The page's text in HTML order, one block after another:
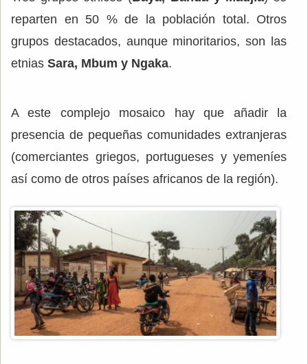
reparten en 50 % de la población total. Otros
grupos destacados, aunque minoritarios, son las
etnias Sara, Mbum y Ngaka.
A este complejo mosaico hay que añadir la
presencia de pequeñas comunidades extranjeras
(comerciantes griegos, portugueses y yemeníes
así como de otros países africanos de la región).